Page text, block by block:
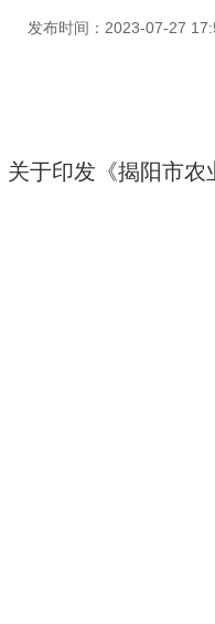
发布时间：2023-07-27
关于印发《揭阳市